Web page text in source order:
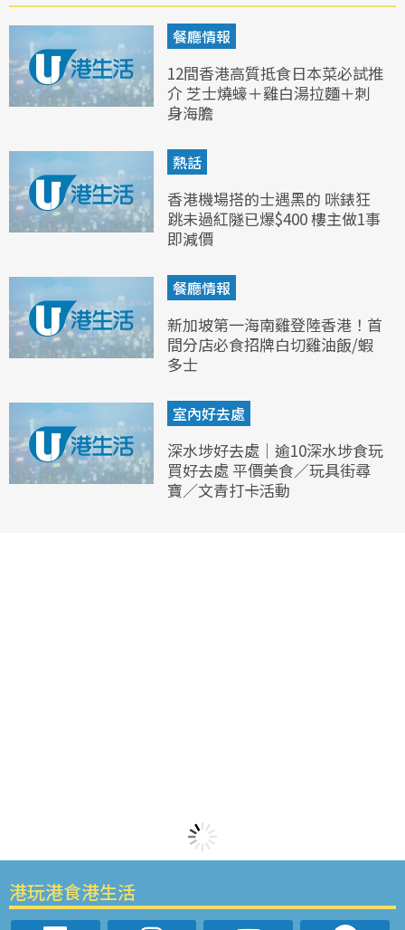
餐廳情報
12間香港高質抵食日本菜必試推
介 芝士燒蠔＋雞白湯拉麵＋刺
身海膽
熱話
香港機場搭的士遇黑的 咪錶狂
跳未過紅隧已爆$400 樓主做1事
即減價
餐廳情報
新加坡第一海南雞登陸香港！首
間分店必食招牌白切雞油飯/蝦
多士
室內好去處
深水埗好去處｜逾10深水埗食玩
買好去處 平價美食／玩具街尋
寶／文青打卡活動
港玩港食港生活